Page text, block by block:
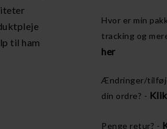
til ham
Hvor er min
tracking og
her
Ændringer/
din ordre? -
Penge retur? -